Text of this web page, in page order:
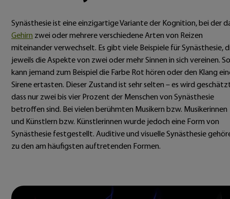
Synästhesie ist eine einzigartige Variante der Kognition, bei der
Gehirn zwei oder mehrere verschiedene Arten von Reizen
miteinander verwechselt. Es gibt viele Beispiele für Synästhesie,
jeweils die Aspekte von zwei oder mehr Sinnen in sich vereinen. So
kann jemand zum Beispiel die Farbe Rot hören oder den Klang
Sirene ertasten. Dieser Zustand ist sehr selten – es wird
dass nur zwei bis vier Prozent der Menschen von Synästhesie
betroffen sind. Bei vielen berühmten Musikern bzw. Musikerinnen
und Künstlern bzw. Künstlerinnen wurde jedoch eine Form von
Synästhesie festgestellt. Auditive und visuelle Synästhesie
zu den am häufigsten auftretenden Formen.